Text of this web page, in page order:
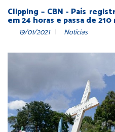
Clipping – CBN - País
em 24 horas e passa de
19/01/2021 Notícias